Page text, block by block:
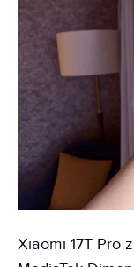
Xiaomi 17T Pro